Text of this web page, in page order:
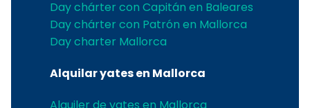
Day chárter con Capitán en Baleares
Day chárter con Patrón en Mallorca
Day charter Mallorca
Alquilar yates en Mallorca